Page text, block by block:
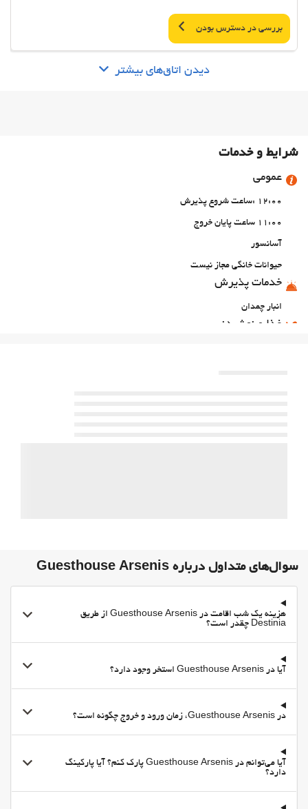
بررسی در دسترس بودن
دیدن اتاق‌های بیشتر
شرایط و خدمات
عمومی
12:00 :ساعت شروع پذیرش
11:00 ساعت پایان خروج
آسانسور
حیوانات خانگی مجاز نیست
خدمات پذیرش
انبار چمدان
غذا و نوشیدنی
سوال‌های متداول درباره Guesthouse Arsenis
هزینه یک شب اقامت در Guesthouse Arsenis از طریق
Destinia چقدر است؟
آیا در Guesthouse Arsenis استخر وجود دارد؟
در Guesthouse Arsenis، زمان ورود و خروج چگونه است؟
آیا می‌توانم در Guesthouse Arsenis پارک کنم؟ آیا پارکینگ
دارد؟